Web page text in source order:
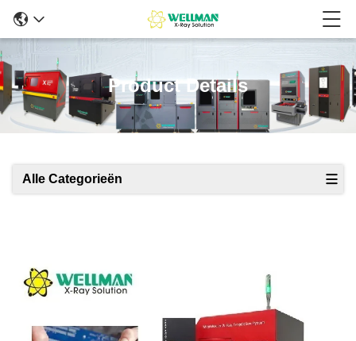
Product Details
Alle Categorieën